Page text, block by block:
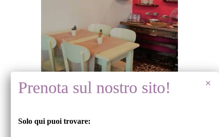
Solo qui puoi trovare: